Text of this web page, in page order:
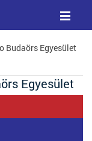
Budaörs Egyesület
Egyesület